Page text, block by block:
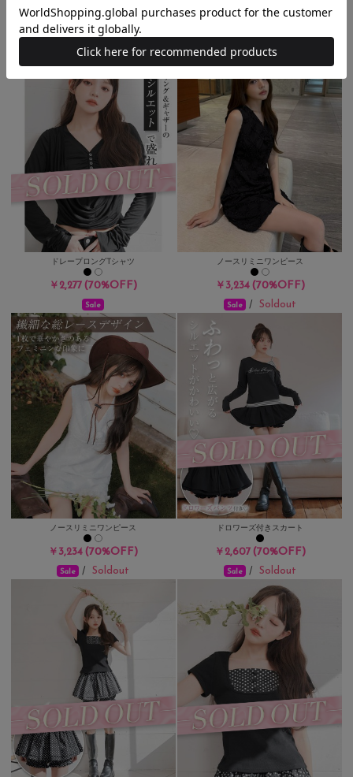
￥2,937(70%OFF) ￥2,937(70%OFF)
Sale /Soldout
ドレープロングTシャツ
￥2,277(70%OFF)
Sale
ノースリミニワンピース
￥3,234(70%OFF)
Sale
ノースリミニワンピース
￥3,234(70%OFF)
Sale / Soldout
ドロワーズ付きスカート
￥2,607(70%OFF)
Sale /Soldout Sale / Soldout